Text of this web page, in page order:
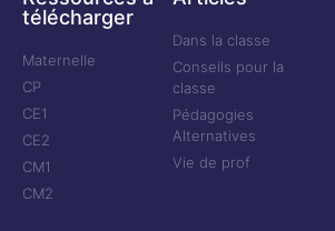
télécharger
Maternelle
CP
CE1
CE2
CM1
CM2
Dans la classe
Conseils pour la
classe
Pédagogies
Alternatives
Vie de prof